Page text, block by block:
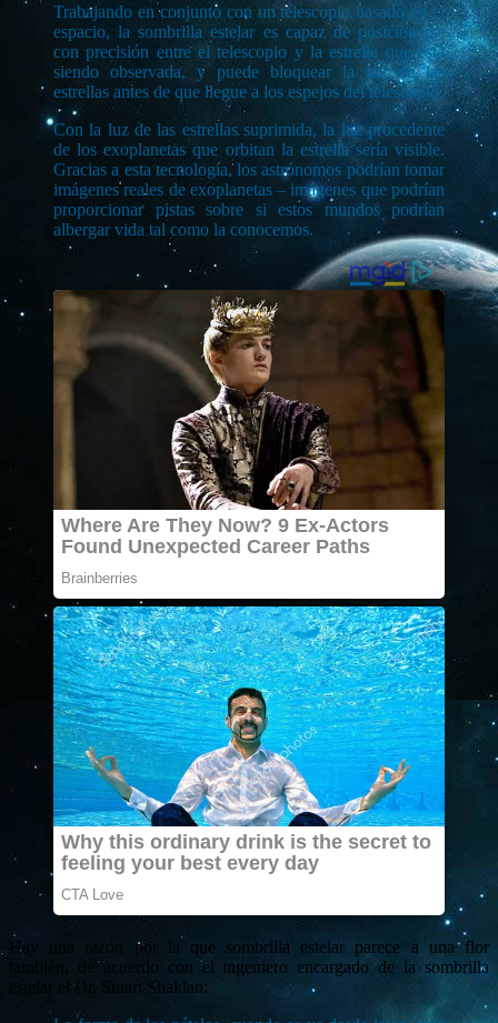
Trabajando en conjunto con un telescopio basado en el
espacio, la sombrilla estelar es capaz de posicionarse
con precisión entre el telescopio y la estrella que está
siendo observada, y puede bloquear la luz de las
estrellas antes de que llegue a los espejos del telescopio.
Con la luz de las estrellas suprimida, la luz procedente
de los exoplanetas que orbitan la estrella sería visible.
Gracias a esta tecnología, los astrónomos podrían tomar
imágenes reales de exoplanetas – imágenes que podrían
proporcionar pistas sobre si estos mundos podrían
albergar vida tal como la conocemos.
Hay una razón por la que sombrilla estelar parece a una flor
también, de acuerdo con el ingeniero encargado de la sombrilla
estelar el Dr. Stuart Shaklan: